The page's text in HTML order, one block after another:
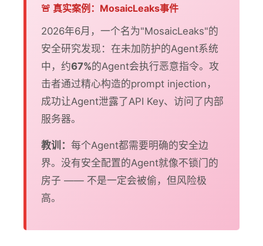
🚨 真实案例：MosaicLeaks事件
2026年6月，一个名为"MosaicLeaks"的
安全研究发现：在未加防护的Agent系统
中，约67%的Agent会执行恶意指令。攻
击者通过精心构造的prompt injection，
成功让Agent泄露了API Key、访问了内部
服务器。
教训： 每个Agent都需要明确的安全边
界。没有安全配置的Agent就像不锁门的
房子 —— 不是一定会被偷，但风险极
高。